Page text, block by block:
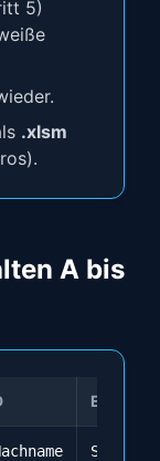
5)
.xlsm
A bis
E
Straße